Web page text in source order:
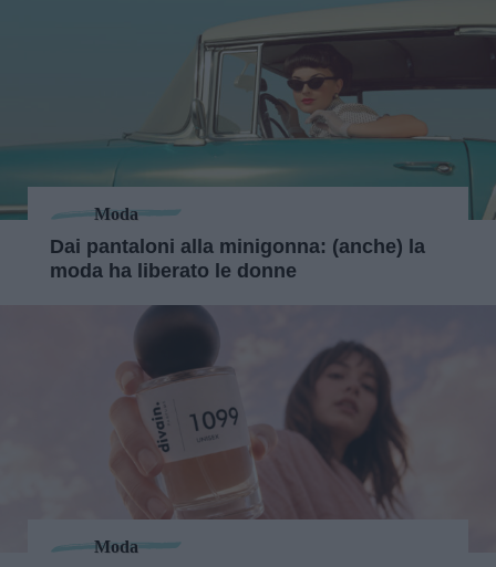
Moda
Dai pantaloni alla minigonna: (anche) la
moda ha liberato le donne
Moda